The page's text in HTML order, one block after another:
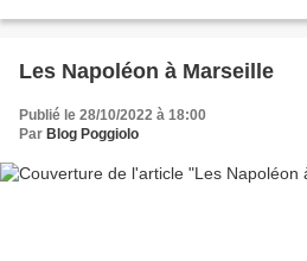
Les Napoléon à Marseille
Publié le 28/10/2022 à 18:00
Par Blog Poggiolo